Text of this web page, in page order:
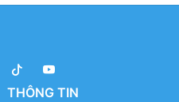
THÔNG TIN